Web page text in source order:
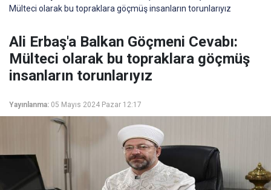
Mülteci olarak bu topraklara göçmüş insanların torunlarıyız
Ali Erbaş'a Balkan Göçmeni Cevabı:
Mülteci olarak bu topraklara göçmüş
insanların torunlarıyız
Yayınlanma: 05 Mayıs 2024 Pazar 12:17